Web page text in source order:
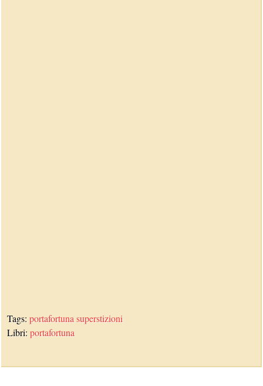
Tags:portafortuna superstizioni
Libri:portafortuna